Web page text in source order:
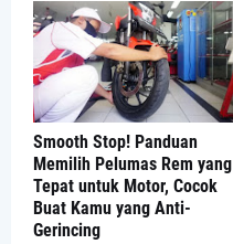
Smooth Stop! Panduan
Memilih Pelumas Rem yang
Tepat untuk Motor, Cocok
Buat Kamu yang Anti-
Gerincing